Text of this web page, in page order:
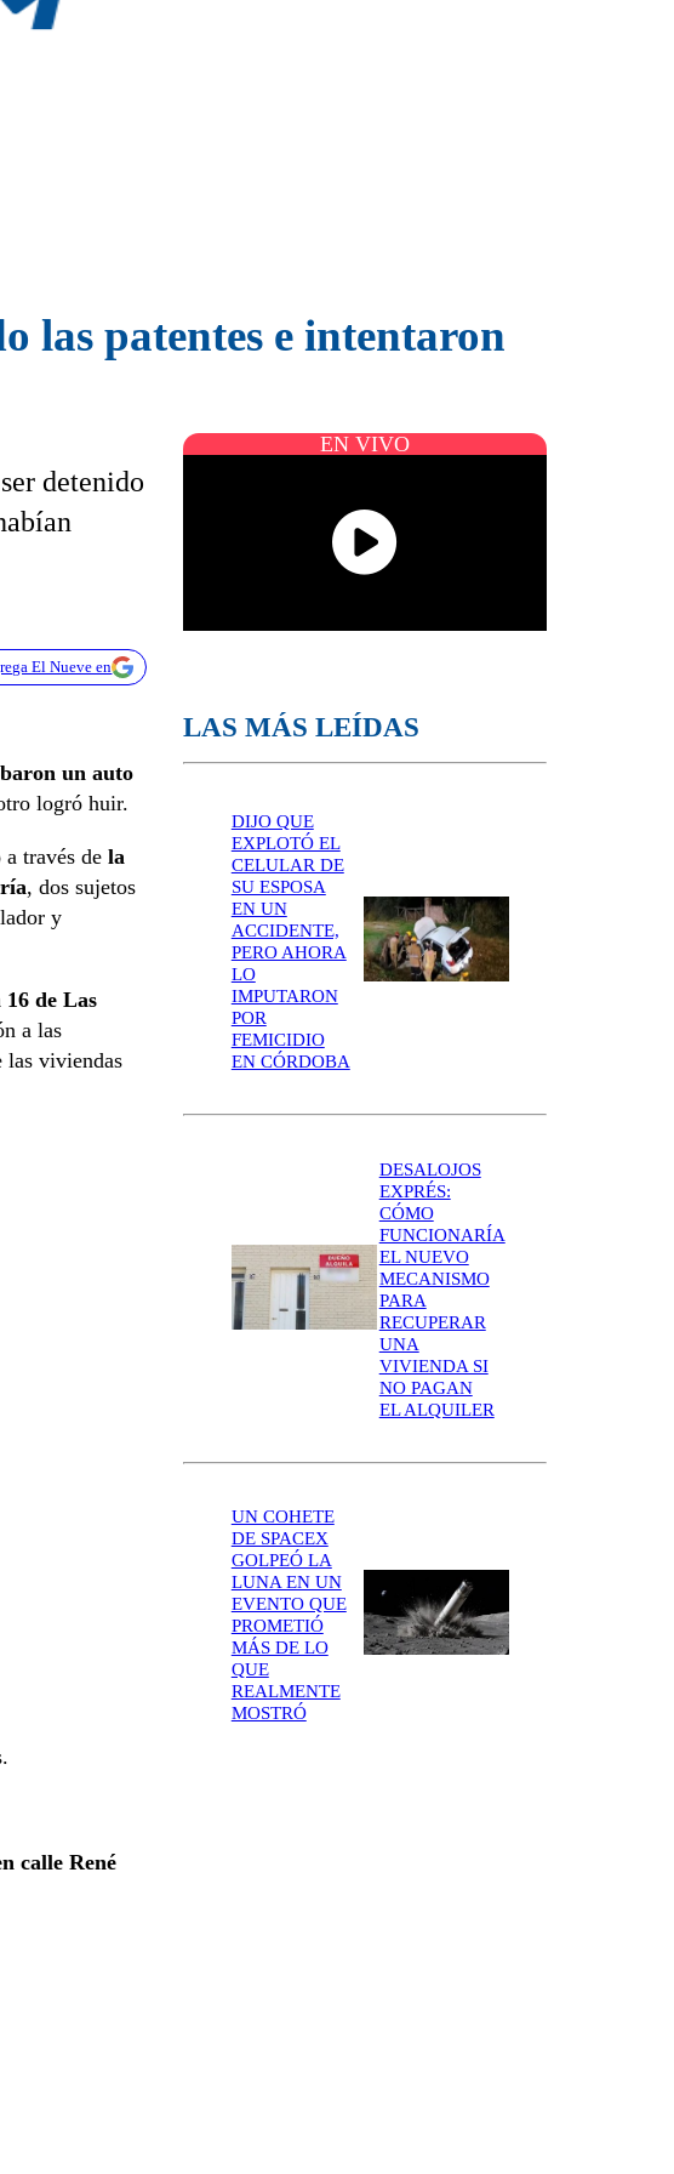
las patentes e intentaron
detenido
El Nueve en
un auto
logró huir.
través de la
, dos sujetos
y
de Las
a las
las viviendas
calle René
EN VIVO
LAS MÁS LEÍDAS
DIJO QUE
EXPLOTÓ EL
CELULAR DE
SU ESPOSA
EN UN
ACCIDENTE,
PERO AHORA
LO
IMPUTARON
POR
FEMICIDIO
EN CÓRDOBA
DESALOJOS
EXPRÉS:
CÓMO
FUNCIONARÍA
EL NUEVO
MECANISMO
PARA
RECUPERAR
UNA
VIVIENDA SI
NO PAGAN
EL ALQUILER
UN COHETE
DE SPACEX
GOLPEÓ LA
LUNA EN UN
EVENTO QUE
PROMETIÓ
MÁS DE LO
QUE
REALMENTE
MOSTRÓ